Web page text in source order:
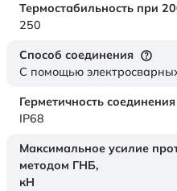
Термостабильность при
250
Способ соединения
С помощью
Герметичность соединения
IP68
Максимальное усилие
методом ГНБ,
кН